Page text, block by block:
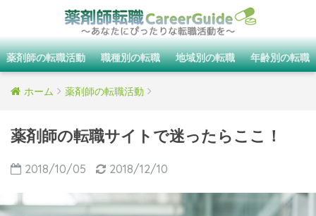
薬剤師の転職活動 職種別の転職 地域別の転職 年齢別の転職
ホーム 薬剤師の転職活動
薬剤師の転職サイトで迷ったらここ！
2018/10/05 2018/12/10